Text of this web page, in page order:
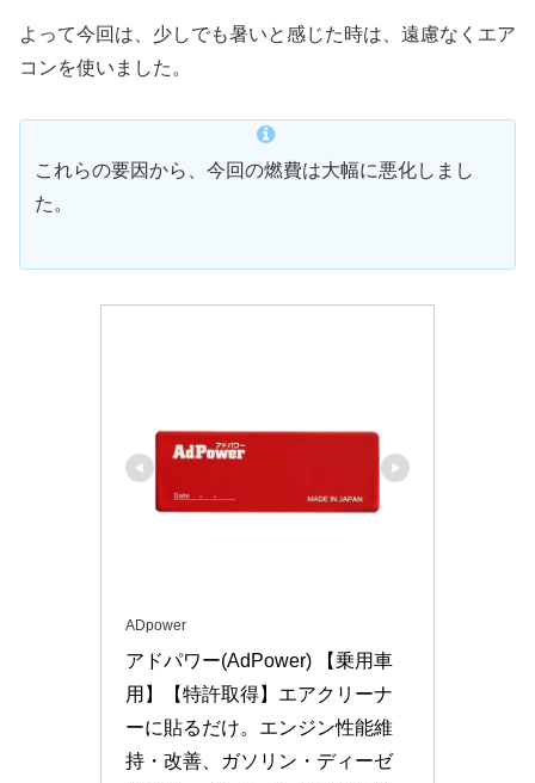
よって今回は、少しでも暑いと感じた時は、遠慮なくエア
コンを使いました。
これらの要因から、今回の燃費は大幅に悪化しまし
た。
ADpower
アドパワー(AdPower) 【乗用車
用】【特許取得】エアクリーナ
ーに貼るだけ。エンジン性能維
持・改善、ガソリン・ディーゼ